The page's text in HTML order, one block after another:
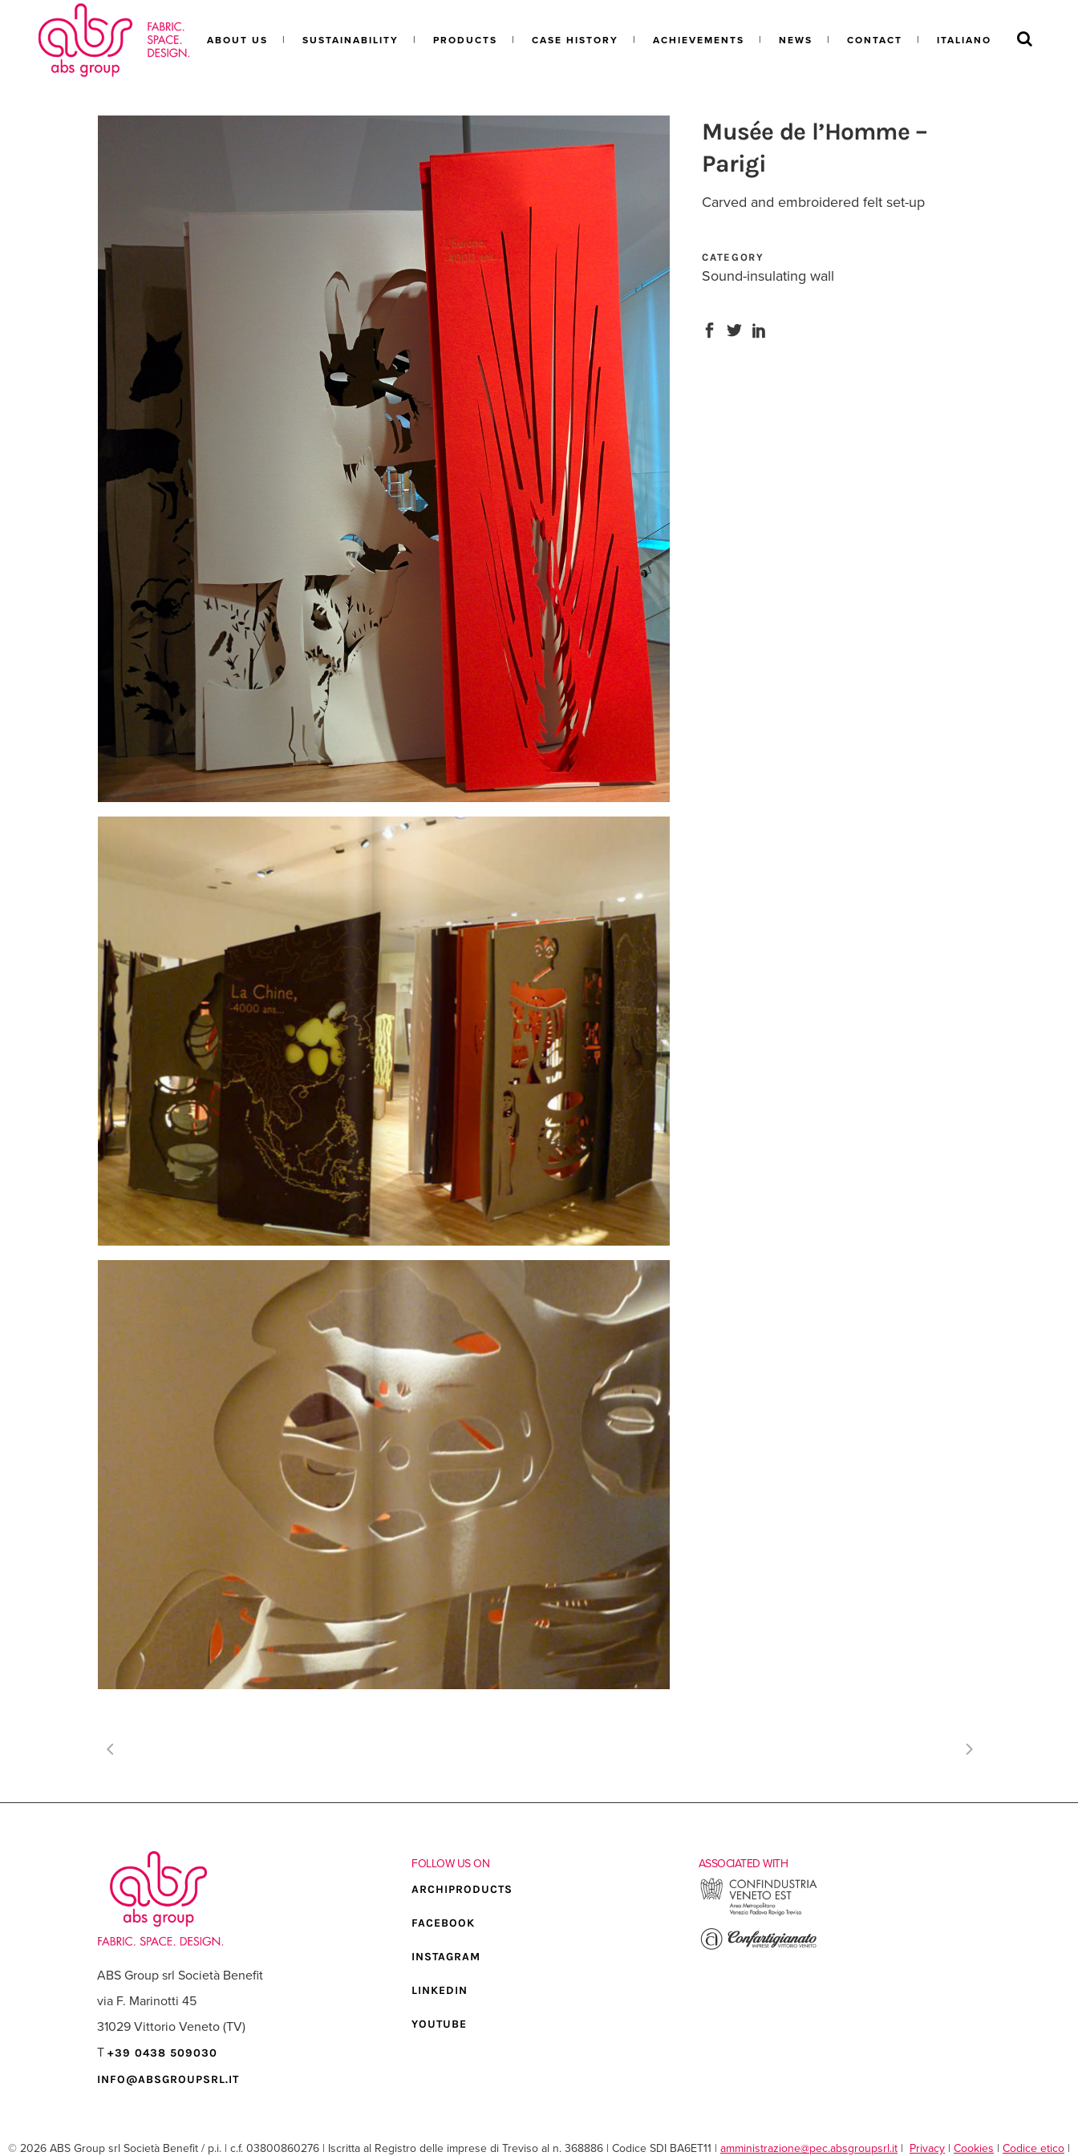
ABOUT US SUSTAINABILITY PRODUCTS CASE HISTORY ACHIEVEMENTS NEWS CONTACT ITALIANO
Musée de l’Homme –
Parigi
Carved and embroidered felt set-up
CATEGORY
Sound-insulating wall
ABS Group srl Società Benefit
via F. Marinotti 45
31029 Vittorio Veneto (TV)
T +39 0438 509030
INFO@ABSGROUPSRL.IT
FOLLOW US ON
ARCHIPRODUCTS
FACEBOOK
INSTAGRAM
LINKEDIN
YOUTUBE
ASSOCIATED WITH
© 2026 ABS Group srl Società Benefit / p.i. | c.f. 03800860276 | Iscritta al Registro delle imprese di Treviso al n. 368886 | Codice SDI BA6ET11 | amministrazione@pec.absgroupsrl.it | Privacy | Cookies | Codice etico |